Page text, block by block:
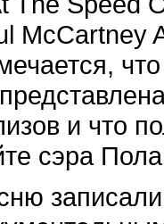
McCartney
и что
сэра